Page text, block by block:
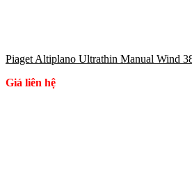
Piaget Altiplano Ultrathin Manual Wind
Giá liên hệ